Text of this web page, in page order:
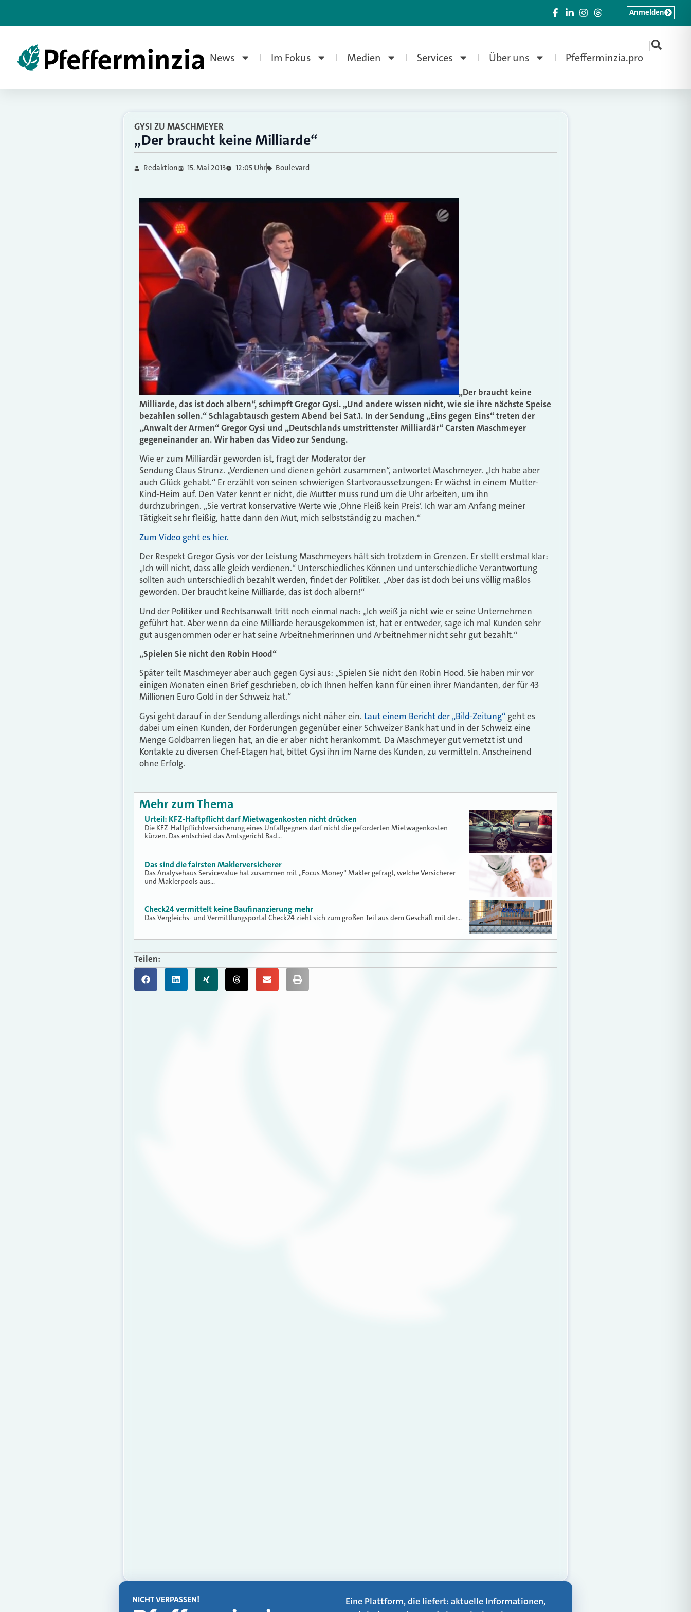
News Im Fokus Medien Services Über uns Pfefferminzia.pro
|
Anmelden
GYSI ZU MASCHMEYER
„Der braucht keine Milliarde“
Redaktion 15. Mai 2013 12:05 Uhr Boulevard
„Der braucht keine
Milliarde, das ist doch albern“, schimpft Gregor Gysi. „Und andere wissen nicht, wie sie ihre nächste Speise
bezahlen sollen.“ Schlagabtausch gestern Abend bei Sat.1. In der Sendung „Eins gegen Eins“ treten der
„Anwalt der Armen“ Gregor Gysi und „Deutschlands umstrittenster Milliardär“ Carsten Maschmeyer
gegeneinander an. Wir haben das Video zur Sendung.
Wie er zum Milliardär geworden ist, fragt der Moderator der
Sendung Claus Strunz. „Verdienen und dienen gehört zusammen“, antwortet Maschmeyer. „Ich habe aber
auch Glück gehabt.“ Er erzählt von seinen schwierigen Startvoraussetzungen: Er wächst in einem Mutter-
Kind-Heim auf. Den Vater kennt er nicht, die Mutter muss rund um die Uhr arbeiten, um ihn
durchzubringen. „Sie vertrat konservative Werte wie ‚Ohne Fleiß kein Preis‘. Ich war am Anfang meiner
Tätigkeit sehr fleißig, hatte dann den Mut, mich selbstständig zu machen.“
Zum Video geht es hier.
Der Respekt Gregor Gysis vor der Leistung Maschmeyers hält sich trotzdem in Grenzen. Er stellt erstmal klar:
„Ich will nicht, dass alle gleich verdienen.“ Unterschiedliches Können und unterschiedliche Verantwortung
sollten auch unterschiedlich bezahlt werden, findet der Politiker. „Aber das ist doch bei uns völlig maßlos
geworden. Der braucht keine Milliarde, das ist doch albern!“
Und der Politiker und Rechtsanwalt tritt noch einmal nach: „Ich weiß ja nicht wie er seine Unternehmen
geführt hat. Aber wenn da eine Milliarde herausgekommen ist, hat er entweder, sage ich mal Kunden sehr
gut ausgenommen oder er hat seine Arbeitnehmerinnen und Arbeitnehmer nicht sehr gut bezahlt.“
„Spielen Sie nicht den Robin Hood“
Später teilt Maschmeyer aber auch gegen Gysi aus: „Spielen Sie nicht den Robin Hood. Sie haben mir vor
einigen Monaten einen Brief geschrieben, ob ich Ihnen helfen kann für einen ihrer Mandanten, der für 43
Millionen Euro Gold in der Schweiz hat.“
Gysi geht darauf in der Sendung allerdings nicht näher ein. Laut einem Bericht der „Bild-Zeitung“ geht es
dabei um einen Kunden, der Forderungen gegenüber einer Schweizer Bank hat und in der Schweiz eine
Menge Goldbarren liegen hat, an die er aber nicht herankommt. Da Maschmeyer gut vernetzt ist und
Kontakte zu diversen Chef-Etagen hat, bittet Gysi ihn im Name des Kunden, zu vermitteln. Anscheinend
ohne Erfolg.
Mehr zum Thema
Urteil: KFZ-Haftpflicht darf Mietwagenkosten nicht drücken
Die KFZ-Haftpflichtversicherung eines Unfallgegners darf nicht die geforderten Mietwagenkosten
kürzen. Das entschied das Amtsgericht Bad…
Das sind die fairsten Maklerversicherer
Das Analysehaus Servicevalue hat zusammen mit „Focus Money“ Makler gefragt, welche Versicherer
und Maklerpools aus…
Check24 vermittelt keine Baufinanzierung mehr
Das Vergleichs- und Vermittlungsportal Check24 zieht sich zum großen Teil aus dem Geschäft mit der…
Teilen:
NICHT VERPASSEN!
Eine Plattform, die liefert: aktuelle Informationen,